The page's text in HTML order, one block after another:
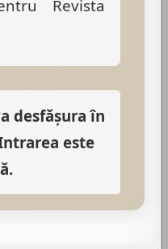
Revista
desfăşura în
este